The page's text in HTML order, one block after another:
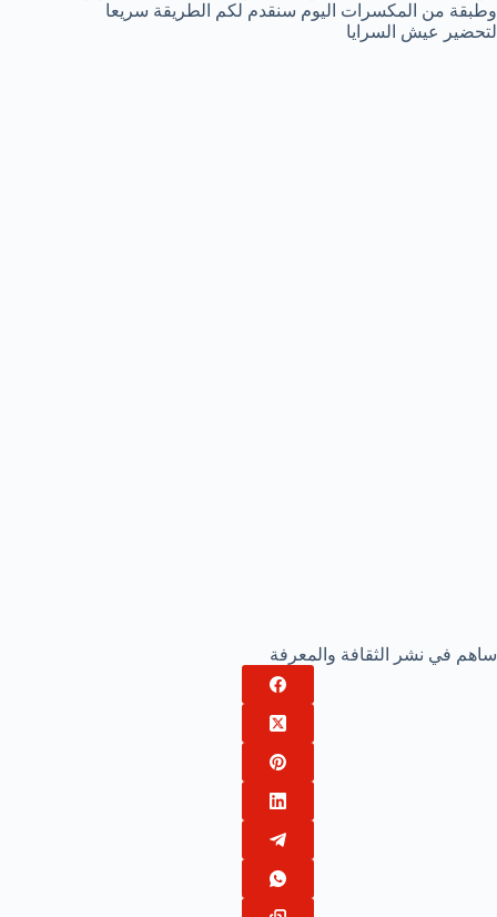
وطبقة من المكسرات اليوم سنقدم لكم الطريقة سريعا
لتحضير عيش السرايا
ساهم في نشر الثقافة والمعرفة